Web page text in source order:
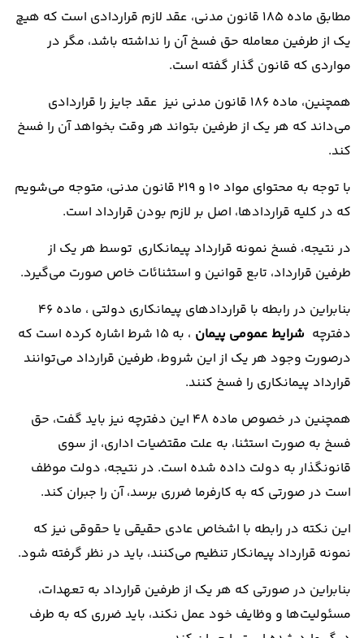
مطابق ماده 185 قانون مدنی، عقد لازم قراردادی است که هیچ
یک از طرفین معامله حق فسخ آن را نداشته باشد، مگر در
مواردی که قانون گذار گفته است.
همچنین، ماده 186 قانون مدنی نیز عقد جایز را قراردادی
می‌داند که هر یک از طرفین بتواند هر وقت بخواهد آن را فسخ
کند.
با توجه به محتوای مواد 10 و 219 قانون مدنی، متوجه می‌شویم
که در کلیه قرارداد‌ها، اصل بر لازم بودن قرارداد است.
در نتیجه، فسخ نمونه قرارداد پیمانکاری توسط هر یک از
طرفین قرارداد، تابع قوانین و استثنائات خاص صورت می‌گیرد.
بنابراین در رابطه با قراردادهای پیمانکاری دولتی ، ماده 46
دفترچه شرایط عمومی پیمان
، به 15 شرط اشاره کرده است که
درصورت وجود هر یک از این شروط، طرفین قرارداد می‌توانند
قرارداد پیمانکاری را فسخ کنند.
همچنین در خصوص ماده 48 این دفترچه نیز باید گفت، حق
فسخ به صورت استثنا، به علت مقتضیات اداری، از سوی
قانونگذار به دولت داده شده است. در نتیجه، دولت موظف
است در صورتی که به کارفرما ضرری برسد، آن را جبران کند.
این نکته در رابطه با اشخاص عادی حقیقی یا حقوقی نیز که
نمونه قرارداد پیمانکار تنظیم می‌کنند، باید در نظر گرفته شود.
بنابراین در صورتی که هر یک از طرفین قرارداد به تعهدات،
مسئولیت‌ها و وظایف خود عمل نکند، باید ضرری که به طرف